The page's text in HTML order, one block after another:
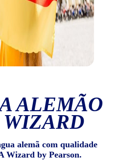
ALEMÃO
WIZARD
alemã com qualidade
Wizard by Pearson.